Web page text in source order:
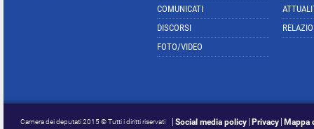
COMUNICATI
DISCORSI
FOTO/VIDEO
Camera dei deputati 2015 © Tutti i diritti riservati Social media policy Privacy Mappa